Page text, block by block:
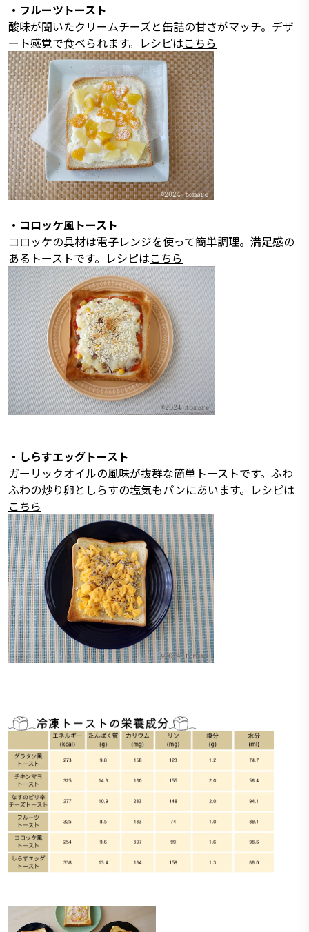
・フルーツトースト
酸味が聞いたクリームチーズと缶詰の甘さがマッチ。デザ
ート感覚で食べられます。レシピはこちら
・コロッケ風トースト
コロッケの具材は電子レンジを使って簡単調理。満足感の
あるトーストです。レシピはこちら
・しらすエッグトースト
ガーリックオイルの風味が抜群な簡単トーストです。ふわ
ふわの炒り卵としらすの塩気もパンにあいます。レシピは
こちら